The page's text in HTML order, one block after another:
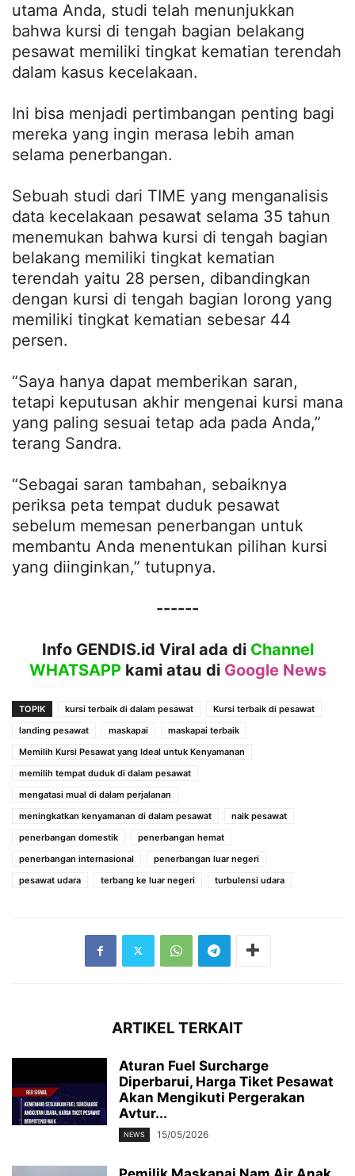
utama Anda, studi telah menunjukkan
bahwa kursi di tengah bagian belakang
pesawat memiliki tingkat kematian terendah
dalam kasus kecelakaan.
Ini bisa menjadi pertimbangan penting bagi
mereka yang ingin merasa lebih aman
selama penerbangan.
Sebuah studi dari TIME yang menganalisis
data kecelakaan pesawat selama 35 tahun
menemukan bahwa kursi di tengah bagian
belakang memiliki tingkat kematian
terendah yaitu 28 persen, dibandingkan
dengan kursi di tengah bagian lorong yang
memiliki tingkat kematian sebesar 44
persen.
“Saya hanya dapat memberikan saran,
tetapi keputusan akhir mengenai kursi mana
yang paling sesuai tetap ada pada Anda,”
terang Sandra.
“Sebagai saran tambahan, sebaiknya
periksa peta tempat duduk pesawat
sebelum memesan penerbangan untuk
membantu Anda menentukan pilihan kursi
yang diinginkan,” tutupnya.
------
Info GENDIS.id Viral ada di Channel
WHATSAPPkami atau di Google News
TOPIK kursi terbaik di dalam pesawat
Kursi terbaik di pesawat
landing pesawat
maskapai
maskapai terbaik
Memilih Kursi Pesawat yang Ideal untuk Kenyamanan
memilih tempat duduk di dalam pesawat
mengatasi mual di dalam perjalanan
meningkatkan kenyamanan di dalam pesawat
naik pesawat
penerbangan domestik
penerbangan hemat
penerbangan internasional
penerbangan luar negeri
pesawat udara
terbang ke luar negeri turbulensi udara
ARTIKEL TERKAIT
Aturan Fuel Surcharge
Diperbarui, Harga Tiket Pesawat
Akan Mengikuti Pergerakan
Avtur...
NEWS 15/05/2026